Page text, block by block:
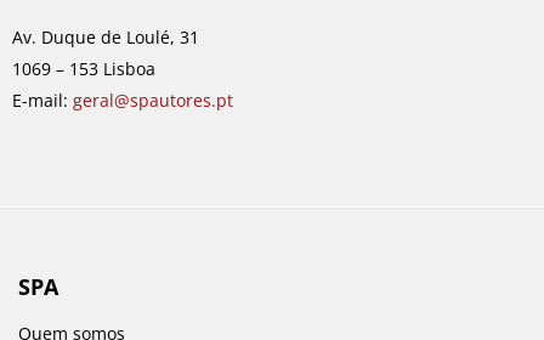
o
k
r
a
m
i
n
Av. Duque de Loulé, 31
1069 – 153 Lisboa
E-mail: geral@spautores.pt
SPA
Quem somos